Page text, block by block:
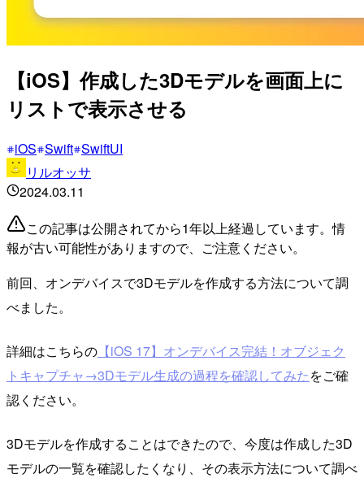
【iOS】作成した3Dモデルを画面上に
リストで表示させる
iOS Swift SwiftUI
リルオッサ
2024.03.11
この記事は公開されてから1年以上経過しています。情
報が古い可能性がありますので、ご注意ください。
前回、オンデバイスで3Dモデルを作成する方法について調
べました。
詳細はこちらの 【iOS 17】オンデバイス完結！オブジェク
トキャプチャ→3Dモデル生成の過程を確認してみたをご確
認ください。
3Dモデルを作成することはできたので、今度は作成した3D
モデルの一覧を確認したくなり、その表示方法について調べ